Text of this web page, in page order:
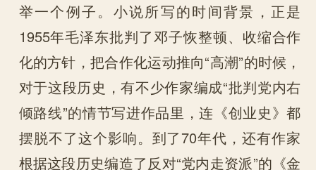
举一个例子。小说所写的时间背景，正是
1955年毛泽东批判了邓子恢整顿、收缩合作
化的方针，把合作化运动推向“高潮”的时候，
对于这段历史，有不少作家编成“批判党内右
倾路线”的情节写进作品里，连《创业史》都
摆脱不了这个影响。到了70年代，还有作家
根据这段历史编造了反对“党内走资派”的《金